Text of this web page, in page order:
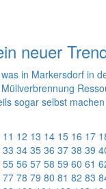
neuer
in Markersdorf in
sogar selbst
11 12 13 14 15 16 17
33 34 35 36 37 38 39
55 56 57 58 59 60 61
77 78 79 80 81 82 83